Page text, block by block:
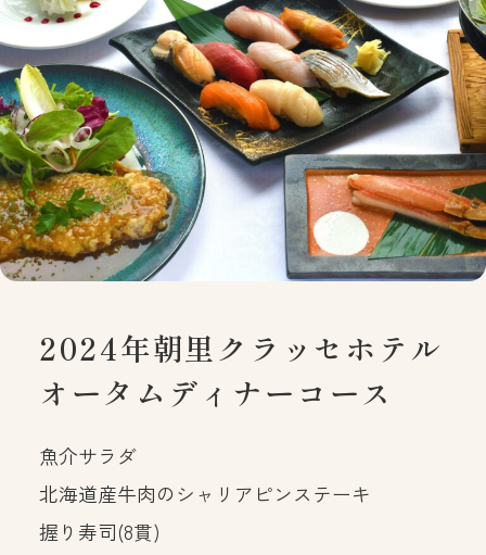
2024年朝里クラッセホテル
オータムディナーコース
魚介サラダ
北海道産牛肉のシャリアピンステーキ
握り寿司(8貫)